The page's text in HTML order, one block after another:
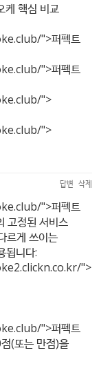
케 핵심 비교
">퍼펙트
">퍼펙트
">
">
답변 삭제
">퍼펙트
고정된 서비스
르게 쓰이는
됩니다:
">
">퍼펙트
(또는 만점)을